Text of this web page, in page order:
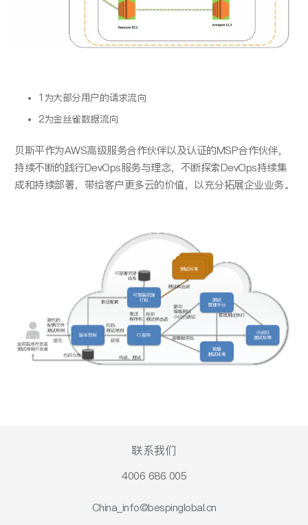
1为大部分用户的请求流向
2为金丝雀数据流向
贝斯平作为AWS高级服务合作伙伴以及认证的MSP合作伙伴，
持续不断的践行DevOps服务与理念，不断探索DevOps持续集
成和持续部署，带给客户更多云的价值，以充分拓展企业业务。
联系我们
4006 686 005
China_info@bespinglobal.cn